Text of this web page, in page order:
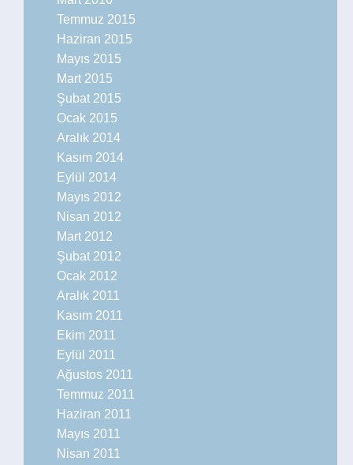
Temmuz 2015
Haziran 2015
Mayıs 2015
Mart 2015
Şubat 2015
Ocak 2015
Aralık 2014
Kasım 2014
Eylül 2014
Mayıs 2012
Nisan 2012
Mart 2012
Şubat 2012
Ocak 2012
Aralık 2011
Kasım 2011
Ekim 2011
Eylül 2011
Ağustos 2011
Temmuz 2011
Haziran 2011
Mayıs 2011
Nisan 2011